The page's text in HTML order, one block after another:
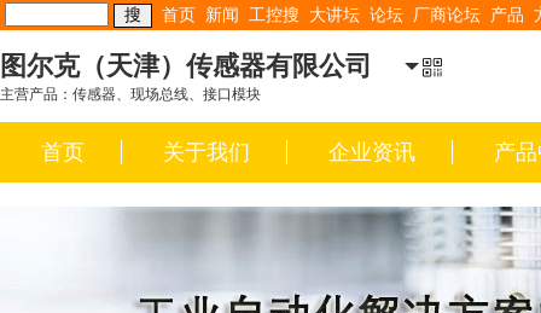
首页 新闻 工控搜 大讲坛 论坛 厂商论坛 产品
图尔克（天津）传感器有限公司
主营产品：传感器、现场总线、接口模块
首页 关于我们 企业资讯 产